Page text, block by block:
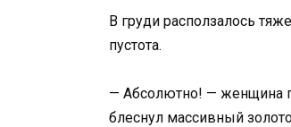
В груди расползалось
пустота.
— Абсолютно! — женщина
блеснул массивный